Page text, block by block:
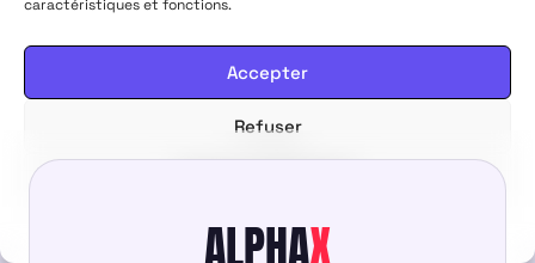
caractéristiques et fonctions.
Accepter
Refuser
Politique de cookies Politique de confidentialité
PRODUITS CONTENANT MOINS DE 0,3 % DE THC, CONFORMES À LA
INTERDITS AUX FEMMES ENCEINTES & ALLAITANTES · NE PAS
CONDUIRE APRÈS USAGE · VENTE INTERDITE AUX MINEURS
ALPHAX